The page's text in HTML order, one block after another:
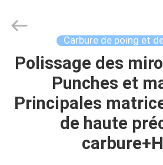
MAISON
PRODUITS
Precision
Reserved.
Carbure de poing et
Polissage des
Punches et
Principales
de haute